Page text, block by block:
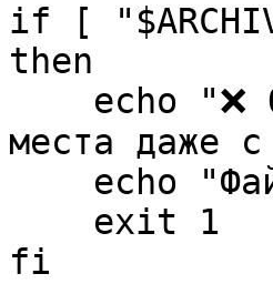
if [
then
echo "❌
места даже
echo "Файл
exit 1
fi